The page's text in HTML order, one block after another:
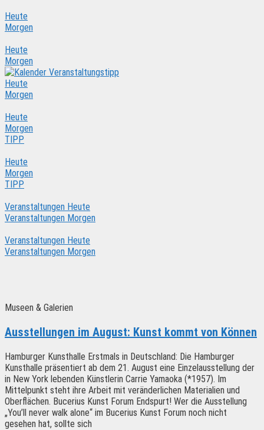
Heute
Morgen
Heute
Morgen
Heute
Morgen
Heute
Morgen
TIPP
Heute
Morgen
TIPP
Veranstaltungen Heute
Veranstaltungen Morgen
Veranstaltungen Heute
Veranstaltungen Morgen
Museen & Galerien
Ausstellungen im August: Kunst kommt von Können
Hamburger Kunsthalle Erstmals in Deutschland: Die Hamburger
Kunsthalle präsentiert ab dem 21. August eine Einzelausstellung der
in New York lebenden Künstlerin Carrie Yamaoka (*1957). Im
Mittelpunkt steht ihre Arbeit mit veränderlichen Materialien und
Oberflächen. Bucerius Kunst Forum Endspurt! Wer die Ausstellung
„You’ll never walk alone“ im Bucerius Kunst Forum noch nicht
gesehen hat, sollte sich